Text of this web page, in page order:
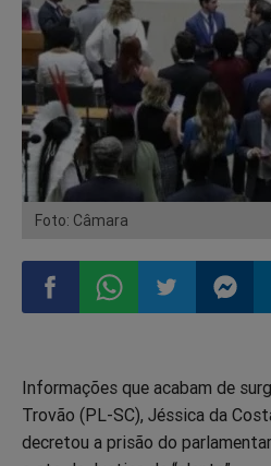
Foto: Câmara
no
Facebook
no
Whatsapp
no
Twitter
no
Informações que acabam de
Trovão (PL-SC), Jéssica da
decretou a prisão do